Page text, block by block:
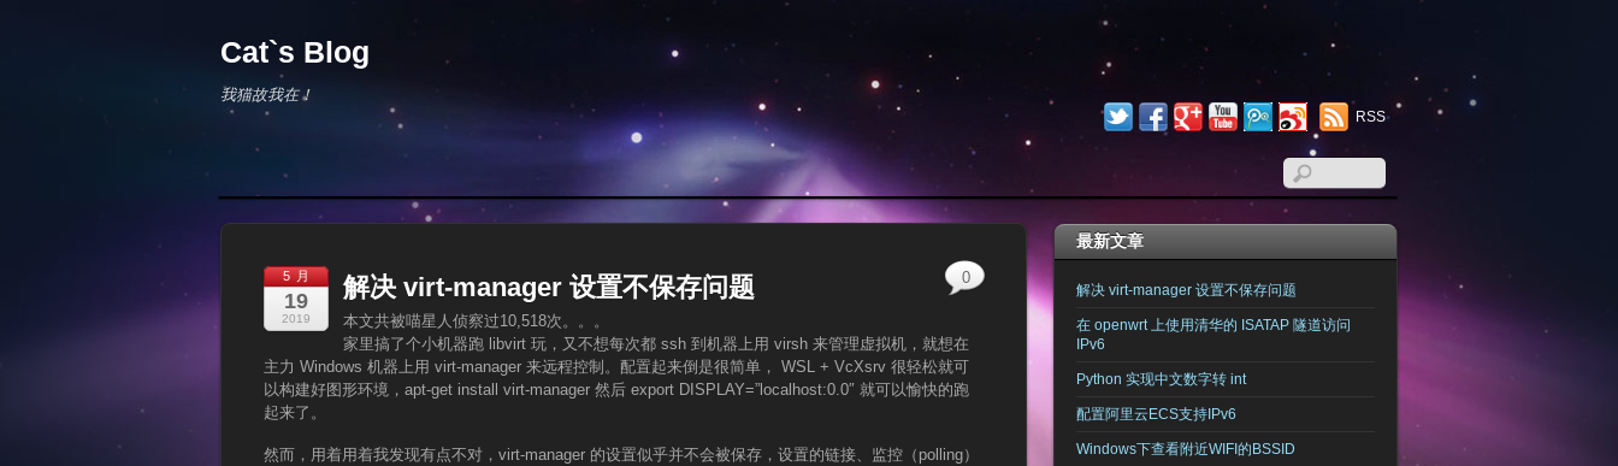
Cat`s Blog
我猫故我在！
RSS
5 月
19
2019
解决 virt-manager 设置不保存问题
本文共被喵星人侦察过10,518次。。。
家里搞了个小机器跑 libvirt 玩，又不想每次都 ssh 到机器上用 virsh 来管理虚拟机，就想在
主力 Windows 机器上用 virt-manager 来远程控制。配置起来倒是很简单， WSL + VcXsrv 很轻松就可
以构建好图形环境，apt-get install virt-manager 然后 export DISPLAY=”localhost:0.0″ 就可以愉快的跑
起来了。
然而，用着用着我发现有点不对，virt-manager 的设置似乎并不会被保存，设置的链接、监控（polling）
0
最新文章
解决 virt-manager 设置不保存问题
在 openwrt 上使用清华的 ISATAP 隧道访问
IPv6
Python 实现中文数字转 int
配置阿里云ECS支持IPv6
Windows下查看附近WIFI的BSSID